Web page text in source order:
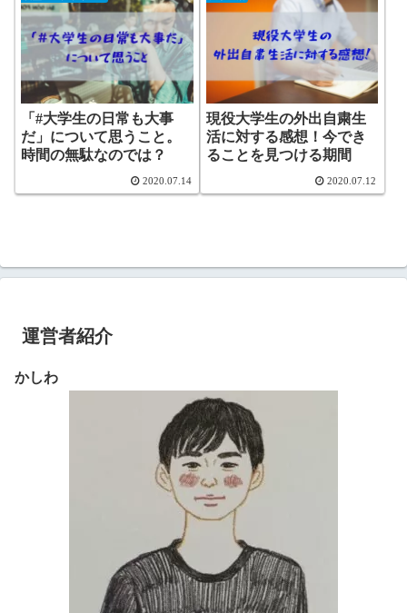
「#大学生の日常も大事
だ」について思うこと。
時間の無駄なのでは？
2020.07.14
現役大学生の外出自粛生
活に対する感想！今でき
ることを見つける期間
2020.07.12
運営者紹介
かしわ